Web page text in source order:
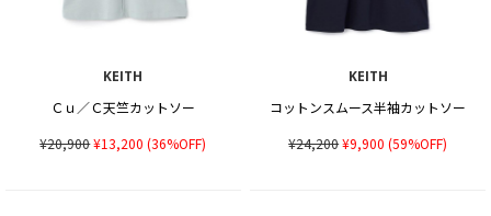
KEITH
Ｃｕ／Ｃ天竺カットソー
¥20,900¥13,200 (36%OFF)
KEITH
コットンスムース半袖カットソー
¥24,200¥9,900 (59%OFF)